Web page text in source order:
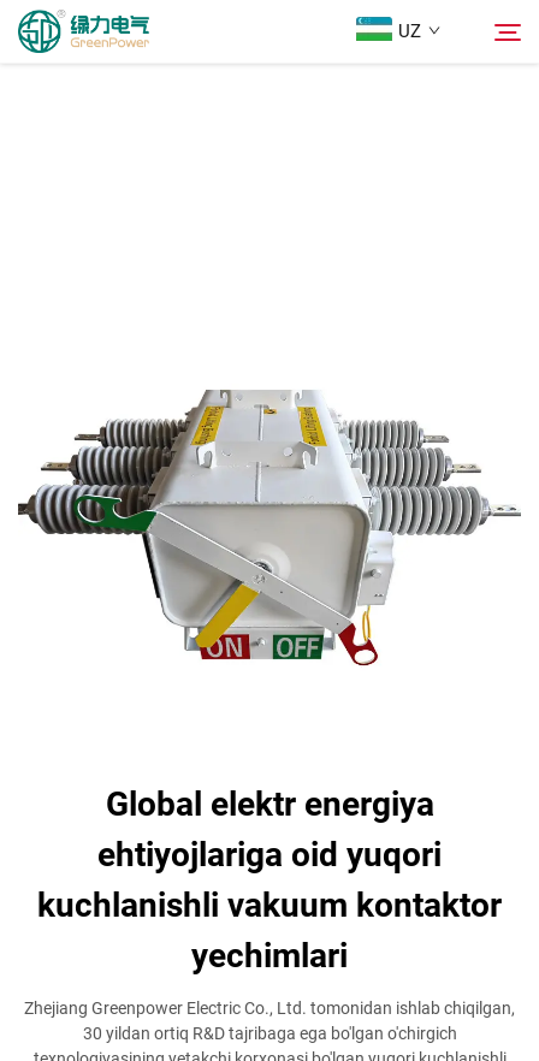
UZ
Юкلاш
Biz bilan bog'lanish
Global elektr energiya
ehtiyojlariga oid yuqori
kuchlanishli vakuum kontaktor
yechimlari
Zhejiang Greenpower Electric Co., Ltd. tomonidan ishlab chiqilgan,
30 yildan ortiq R&D tajribaga ega bo'lgan o'chirgich